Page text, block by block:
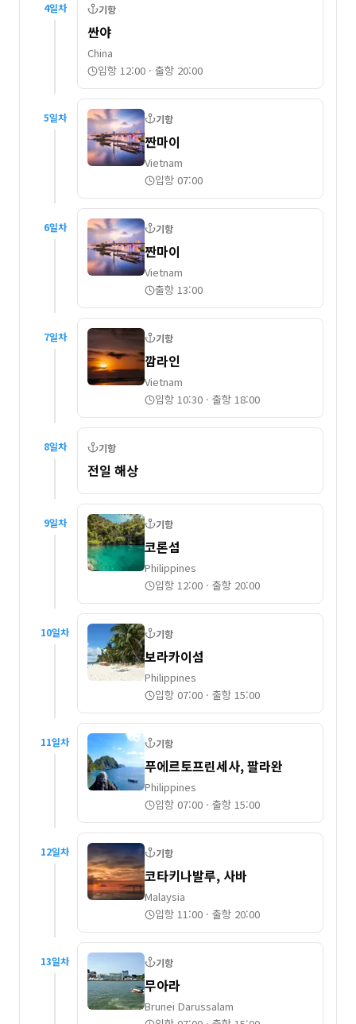
4일차 기항
싼야
China
입항 12:00 · 출항 20:00
5일차 기항
짠마이
Vietnam
입항 07:00
6일차 기항
짠마이
Vietnam
출항 13:00
7일차 기항
깜라인
Vietnam
입항 10:30 · 출항 18:00
8일차 기항
전일 해상
9일차 기항
코론섬
Philippines
입항 12:00 · 출항 20:00
10일차 기항
보라카이섬
Philippines
입항 07:00 · 출항 15:00
11일차 기항
푸에르토프린세사, 팔라완
Philippines
입항 07:00 · 출항 15:00
12일차 기항
코타키나발루, 사바
Malaysia
입항 11:00 · 출항 20:00
13일차 기항
무아라
Brunei Darussalam